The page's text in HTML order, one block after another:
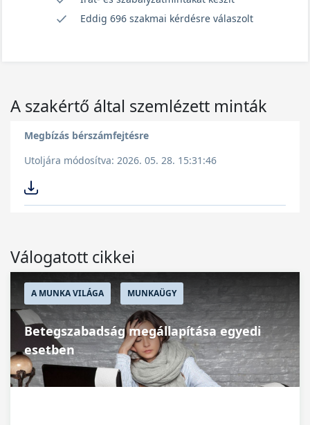
Eddig 696 szakmai kérdésre válaszolt
A szakértő által szemlézett minták
Megbízás bérszámfejtésre
Utoljára módosítva: 2026. 05. 28. 15:31:46
Válogatott cikkei
A MUNKA VILÁGA MUNKAÜGY
Betegszabadság megállapítása egyedi
esetben